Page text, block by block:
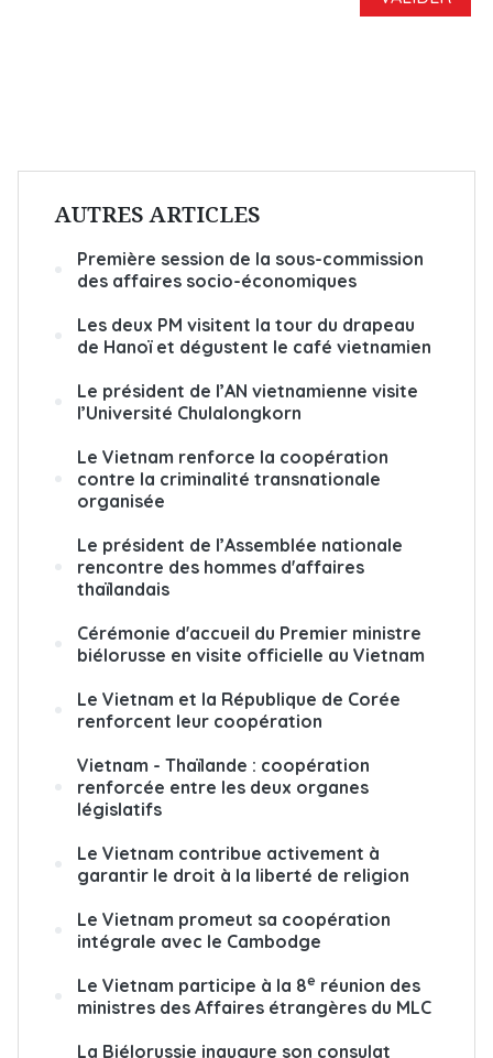
AUTRES ARTICLES
Première session de la sous-commission
des affaires socio-économiques
Les deux PM visitent la tour du drapeau
de Hanoï et dégustent le café vietnamien
Le président de l’AN vietnamienne visite
l’Université Chulalongkorn
Le Vietnam renforce la coopération
contre la criminalité transnationale
organisée
Le président de l’Assemblée nationale
rencontre des hommes d'affaires
thaïlandais
Cérémonie d'accueil du Premier ministre
biélorusse en visite officielle au Vietnam
Le Vietnam et la République de Corée
renforcent leur coopération
Vietnam - Thaïlande : coopération
renforcée entre les deux organes
législatifs
Le Vietnam contribue activement à
garantir le droit à la liberté de religion
Le Vietnam promeut sa coopération
intégrale avec le Cambodge
Le Vietnam participe à la 8e réunion des
ministres des Affaires étrangères du MLC
La Biélorussie inaugure son consulat